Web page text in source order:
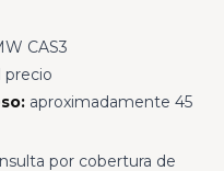
CAS3
aproximadamente 45
por cobertura de